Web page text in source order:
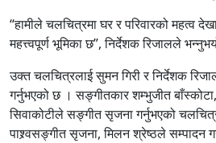
“हामीले चलचित्रमा घर र परिवारको महत्व
महत्त्वपूर्ण भूमिका छ”, निर्देशक रिजालले
उक्त चलचित्रलाई सुमन गिरी र निर्देशक
गर्नुभएको छ । सङ्गीतकार शम्भुजीत
सिवाकोटीले सङ्गीत सृजना गर्नुभएको
पाश्र्वसङ्गीत सृजना, मिलन श्रेष्ठले सम्पादन